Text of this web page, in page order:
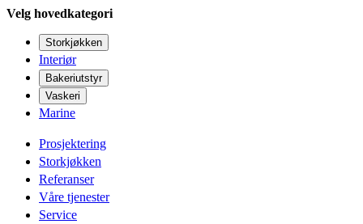
Velg hovedkategori
Storkjøkken
Interiør
Bakeriutstyr
Vaskeri
Marine
Prosjektering
Storkjøkken
Referanser
Våre tjenester
Service